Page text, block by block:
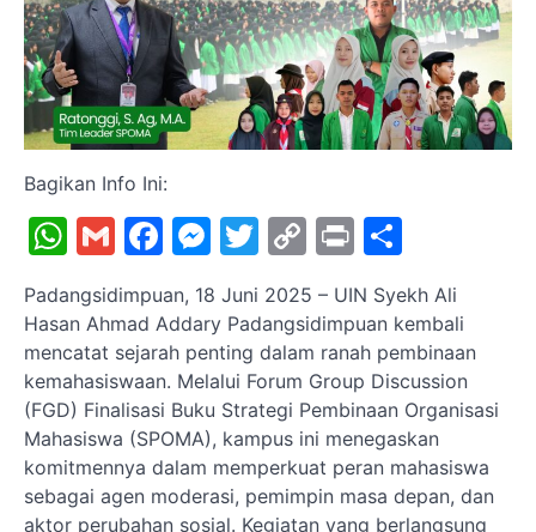
Bagikan Info Ini:
WhatsApp
GmailFacebook
Messenger
Twitter
Copy
Print
Padangsidimpuan, 18 Juni 2025 – UIN Syekh Ali
Hasan Ahmad Addary Padangsidimpuan kembali
mencatat sejarah penting dalam ranah pembinaan
kemahasiswaan. Melalui Forum Group Discussion
(FGD) Finalisasi Buku Strategi Pembinaan Organisasi
Mahasiswa (SPOMA), kampus ini menegaskan
komitmennya dalam memperkuat peran mahasiswa
sebagai agen moderasi, pemimpin masa depan, dan
aktor perubahan sosial. Kegiatan yang berlangsung